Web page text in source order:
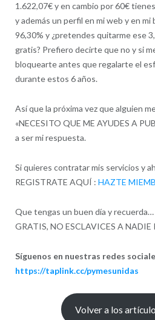
1.622,07€ y en cambio por 60€
y además un perfil en mi web y en mi
96,30% y ¿pretendes quitarme ese
gratis? Prefiero decirte que no y si
bloquearte antes que regalarte el
durante estos 6 años.
Así que la próxima vez que alguien
«NECESITO QUE ME AYUDES A
a ser mi respuesta.
Si quieres contratar mis servicios y
REGISTRATE AQUÍ : HAZTE
Que tengas un buen día y
GRATIS, NO ESCLAVICES A NADIE
Síguenos en nuestras redes
https://taplink.cc/pymesunidas
Volver a los